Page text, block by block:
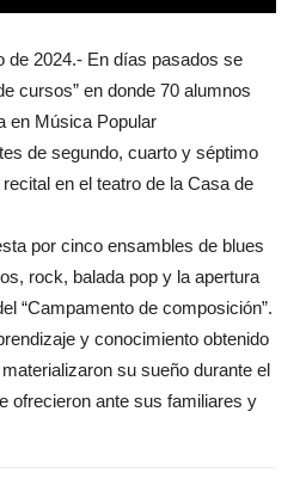
de 2024.- En días pasados se
cursos” en donde 70 alumnos
en Música Popular
de segundo, cuarto y séptimo
en el teatro de la Casa de
por cinco ensambles de blues
rock, balada pop y la apertura
“Campamento de composición”.
y conocimiento obtenido
su sueño durante el
ofrecieron ante sus familiares y